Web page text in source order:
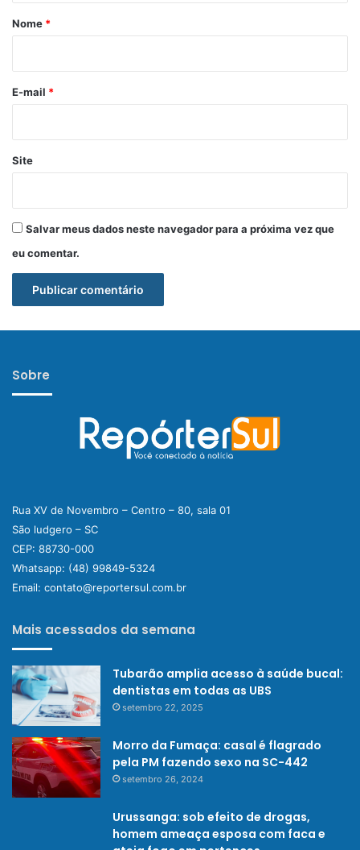
r
*
Nome *
E-mail *
Site
Salvar meus dados neste navegador para a próxima vez que
eu comentar.
Sobre
Rua XV de Novembro – Centro – 80, sala 01
São ludgero – SC
CEP: 88730-000
Whatsapp: (48) 99849-5324
Email: contato@reportersul.com.br
Mais acessados da semana
Tubarão amplia acesso à saúde bucal:
dentistas em todas as UBS
setembro 22, 2025
Morro da Fumaça: casal é flagrado
pela PM fazendo sexo na SC-442
setembro 26, 2024
Urussanga: sob efeito de drogas,
homem ameaça esposa com faca e